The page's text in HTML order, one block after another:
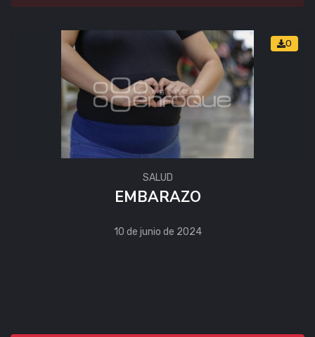
0
SALUD
EMBARAZO
10 de junio de 2024